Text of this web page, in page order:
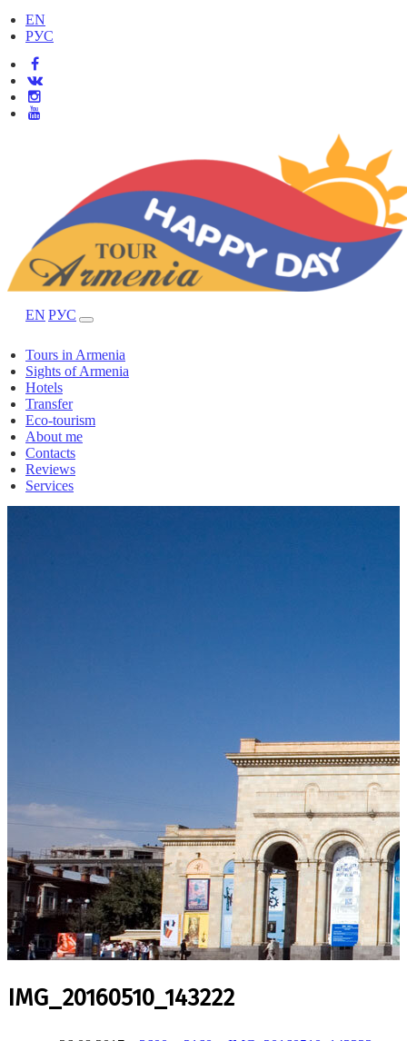
EN
РУС
EN РУС
Tours in Armenia
Sights of Armenia
Hotels
Transfer
Eco-tourism
About me
Contacts
Reviews
Services
IMG_20160510_143222